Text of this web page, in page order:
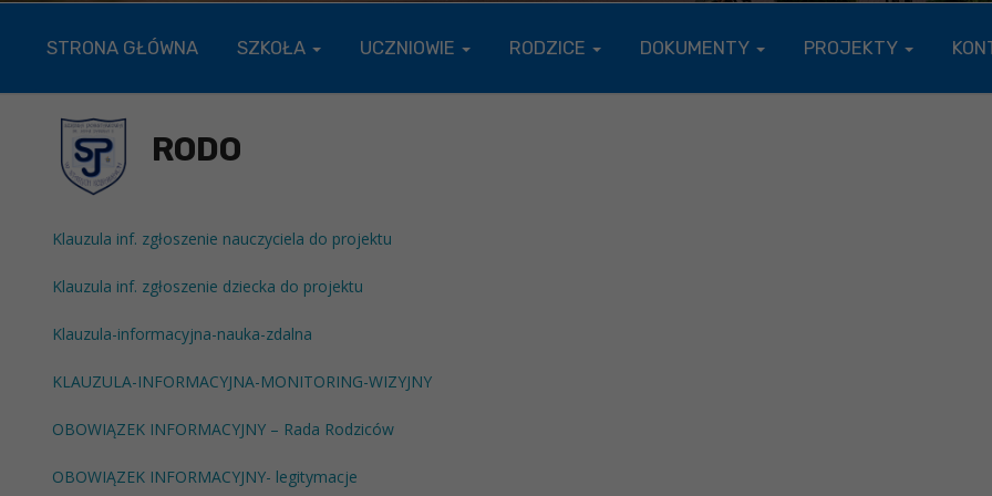
STRONA GŁÓWNA SZKOŁA UCZNIOWIE RODZICE DOKUMENTY PROJEKTY
RODO
Klauzula inf. zgłoszenie nauczyciela do projektu
Klauzula inf. zgłoszenie dziecka do projektu
Klauzula-informacyjna-nauka-zdalna
KLAUZULA-INFORMACYJNA-MONITORING-WIZYJNY
OBOWIĄZEK INFORMACYJNY – Rada Rodziców
OBOWIĄZEK INFORMACYJNY- legitymacje